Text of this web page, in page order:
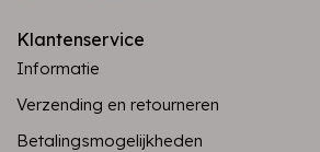
Klantenservice
Informatie
Verzending en retourneren
Betalingsmogelijkheden